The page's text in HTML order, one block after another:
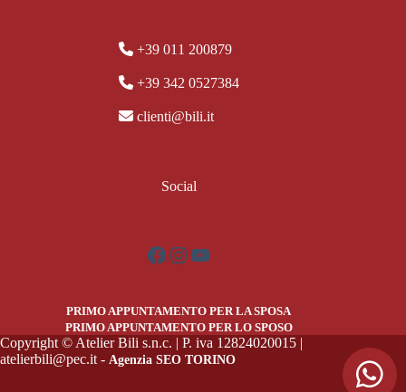
+39 011 200879
+39 342 0527384
clienti@bili.it
Social
Facebook
Instagram
YouTube
PRIMO APPUNTAMENTO PER LA SPOSA
PRIMO APPUNTAMENTO PER LO SPOSO
Copyright © Atelier Bili s.n.c. | P. iva 12824020015 |
atelierbili@pec.it - Agenzia SEO TORINO